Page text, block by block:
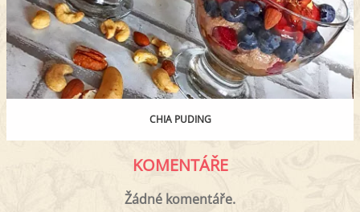
CHIA PUDING
KOMENTÁŘE
Žádné komentáře.